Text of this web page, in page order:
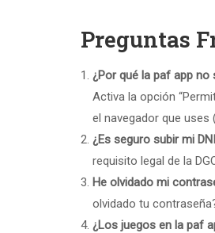
Preguntas
¿Por qué la paf app
Activa la opción
el navegador que uses
¿Es seguro subir mi
requisito legal de la
He olvidado mi
olvidado tu
¿Los juegos en la paf